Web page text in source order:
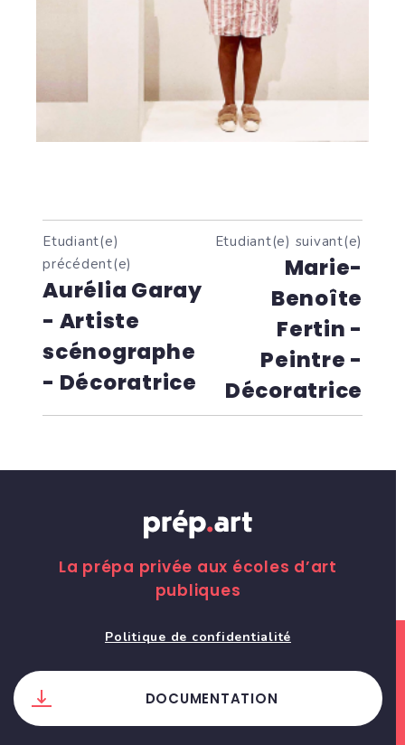
Etudiant(e)
précédent(e)
Aurélia Garay
- Artiste
scénographe
- Décoratrice
Etudiant(e) suivant(e)
Marie-
Benoîte
Fertin -
Peintre -
Décoratrice
La prépa privée aux écoles d’art
publiques
Politique de confidentialité
DOCUMENTATION